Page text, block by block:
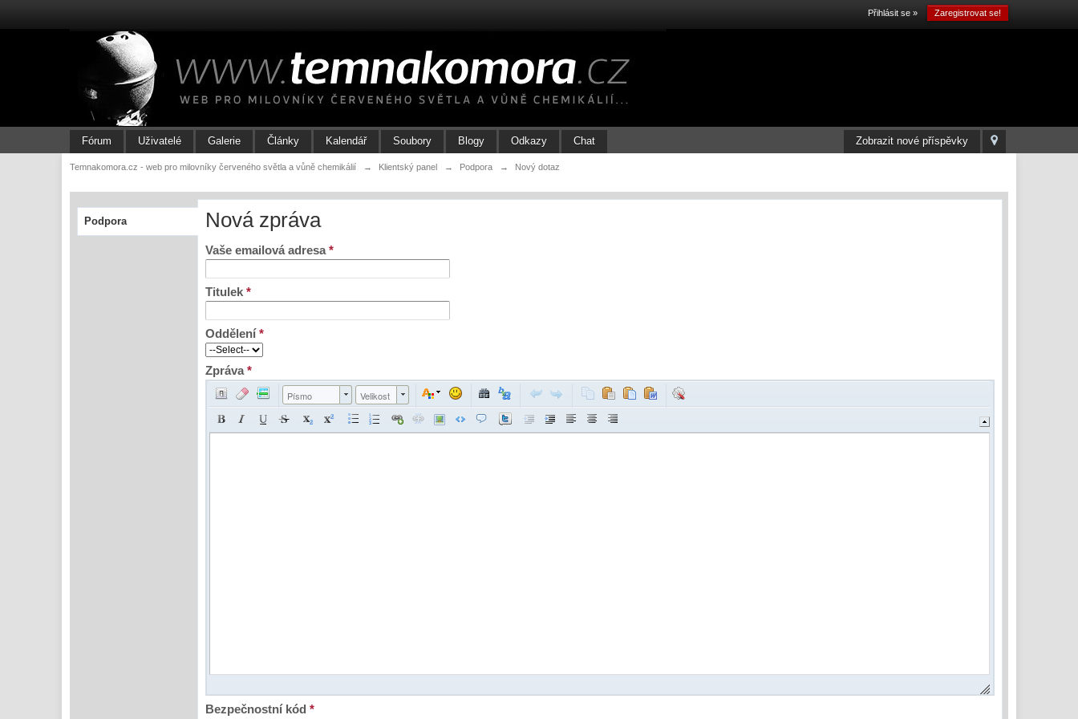
Přihlásit se » Zaregistrovat se!
Zobrazit nové příspěvky
Fórum Uživatelé Galerie Články Kalendář Soubory Blogy Odkazy Chat
Temnakomora.cz - web pro milovníky červeného světla a vůně chemikálií → Klientský panel → Podpora → Nový dotaz
Podpora Nová zpráva
Vaše emailová adresa*
Titulek*
Oddělení*
Zpráva*
Písmo Velikost
Bezpečnostní kód*